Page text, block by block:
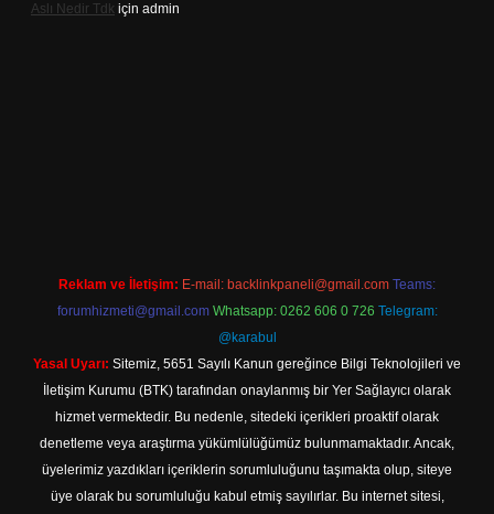
Aslı Nedir Tdk için admin
Reklam ve İletişim: E-mail: backlinkpaneli@gmail.com Teams:
forumhizmeti@gmail.com Whatsapp: 0262 606 0 726 Telegram:
@karabul
Yasal Uyarı: Sitemiz, 5651 Sayılı Kanun gereğince Bilgi Teknolojileri ve
İletişim Kurumu (BTK) tarafından onaylanmış bir Yer Sağlayıcı olarak
hizmet vermektedir. Bu nedenle, sitedeki içerikleri proaktif olarak
denetleme veya araştırma yükümlülüğümüz bulunmamaktadır. Ancak,
üyelerimiz yazdıkları içeriklerin sorumluluğunu taşımakta olup, siteye
üye olarak bu sorumluluğu kabul etmiş sayılırlar. Bu internet sitesi,